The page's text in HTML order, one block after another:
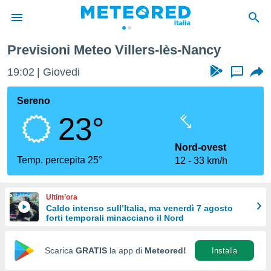
di
per
le
di
Web
Previsioni Meteo Villers-lès-Nancy
19:02 Giovedi ...
Sereno
23°
Temp. percepita 25°
Nord-ovest
12
33 km/h
Ultim’ora
Caldo intenso sull’Italia, ma venerdì 7 agosto
forti temporali minacciano il Nord
Scarica GRATIS la app di Meteored! Installa